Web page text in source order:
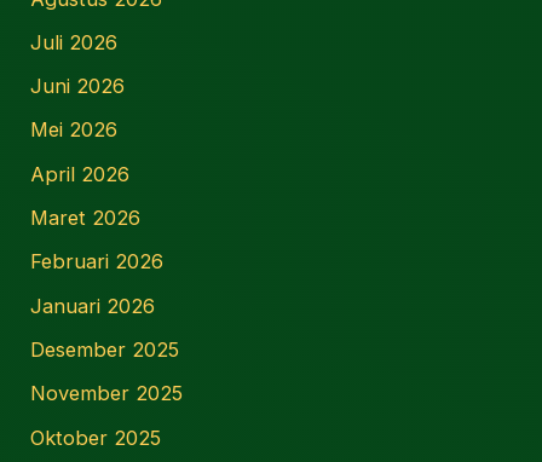
Juli 2026
Juni 2026
Mei 2026
April 2026
Maret 2026
Februari 2026
Januari 2026
Desember 2025
November 2025
Oktober 2025